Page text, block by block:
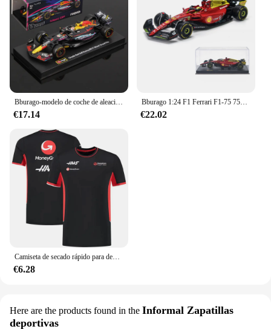
Bburago-modelo de coche de aleación para niños, Oracle juguete de Red Bull Racing, Miami Grand Prix 2023, 1:43 F1 RB19, 1 # Verstappen 11 # Perez Redbull Diecast
€17.14
Bburago 1:24 F1 Ferrari F1-75 75o Aniversario # 16 Leclerc # 55 Sainz Monza italiano GP vehículo de aleación coches fundidos a presión modelo juguetes regalo
€22.02
€6.28
Here are the products found in the Informal Zapatillas
deportivas